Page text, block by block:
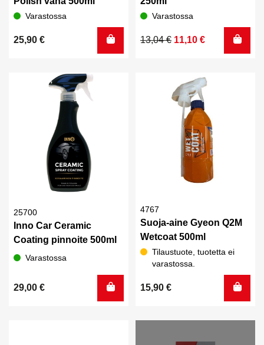
Varastossa
25,90 €
Varastossa
13,04€
Alkuperäinen
11,10 €
Nykyinen
25700
Inno Car Ceramic
Coating pinnoite 500ml
Varastossa
29,00 €
4767
Suoja-aine Gyeon Q2M
Wetcoat 500ml
Tilaustuote, tuotetta ei
varastossa.
15,90 €